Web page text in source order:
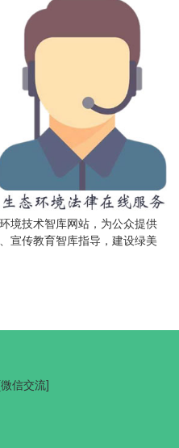
境技术智库网站，为公众提供
宣传教育智库指导，建设绿美
信交流]